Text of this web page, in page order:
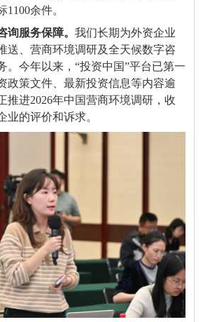
1100余件。
询服务保障。 我们长期为外资企业
送、营商环境调研及全天候数字咨
。今年以来，“投资中国”平台已第一
政策文件、最新投资信息等内容逾
推进2026年中国营商环境调研，收
业的评价和诉求。